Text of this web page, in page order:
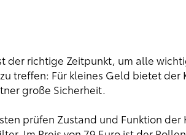
der richtige Zeitpunkt, um alle
treffen: Für kleines Geld bietet
große Sicherheit.
prüfen Zustand und Funktion